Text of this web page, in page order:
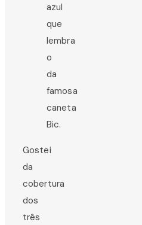
azul
que
lembra
o
da
famosa
caneta
Bic.
Gostei
da
cobertura
dos
três